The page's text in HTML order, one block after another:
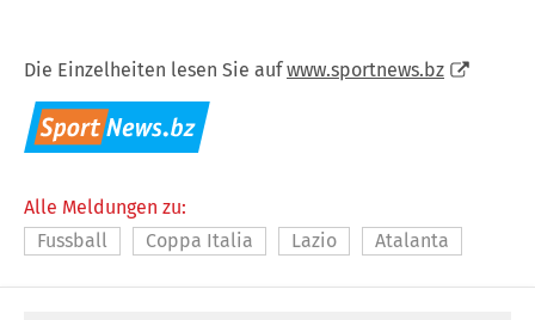
Die Einzelheiten lesen Sie aufwww.sportnews.bz
Alle Meldungen zu:
Fussball
Coppa Italia Lazio Atalanta